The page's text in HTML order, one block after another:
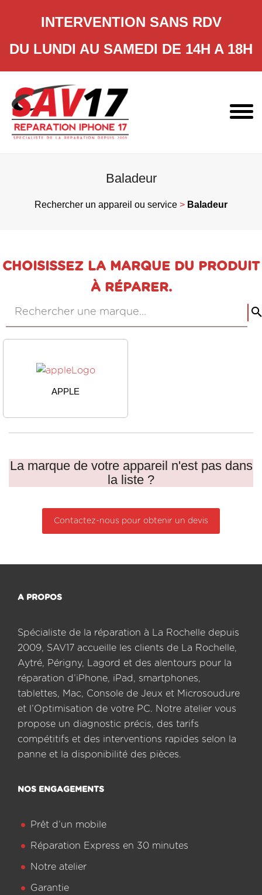
INTERVENTION SANS RDV
DU LUNDI AU SAMEDI DE 14H A 18H
content
Baladeur
Rechercher un appareil ou service > Baladeur
CHOISISSEZ LA MARQUE DU PRODUIT
À RÉPARER.
APPLE
La marque de votre appareil n'est pas dans
la liste ?
Contactez-nous pour obtenir un devis
A PROPOS
Spécialiste de la réparation à La Rochelle depuis
2009, SAV17 accueille les clients de La Rochelle,
Aytré, Périgny, Lagord et des alentours pour la
réparation d’iPhone, iPad, smartphones,
tablettes, Mac, Console de Jeux et Microsoudure
et l’Optimisation de votre PC. Notre atelier vous
propose un diagnostic précis, des tarifs
compétitifs et des interventions rapides selon la
panne et la disponibilité des pièces.
NOS ENGAGEMENTS
Prêt d’un mobile
Réparation Express en 30 minutes
Notre atelier
Garantie